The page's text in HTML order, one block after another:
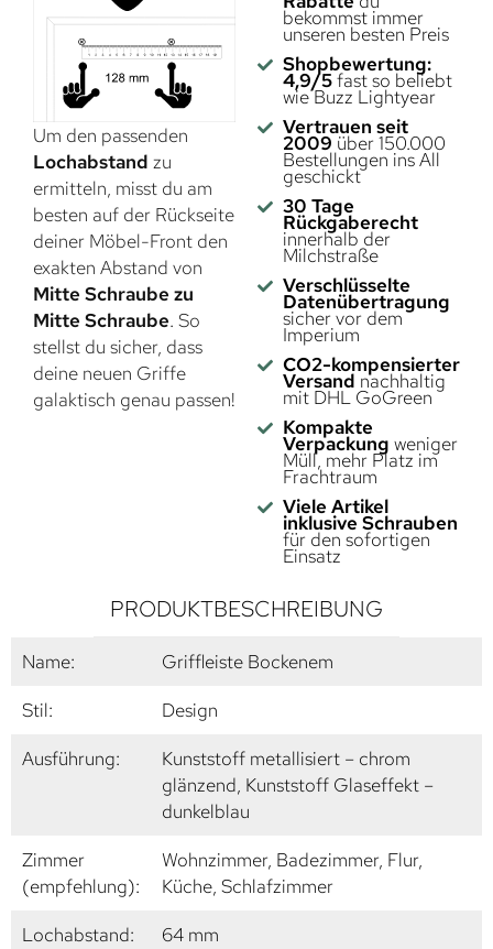
Um den passenden
Lochabstand zu
ermitteln, misst du am
besten auf der Rückseite
deiner Möbel-Front den
exakten Abstand von
Mitte Schraube zu
Mitte Schraube. So
stellst du sicher, dass
deine neuen Griffe
galaktisch genau passen!
bekommst immer
unseren besten Preis
Shopbewertung:
4,9/5fast so beliebt
wie Buzz Lightyear
Vertrauen seit
2009über 150.000
Bestellungen ins All
geschickt
30 Tage
Rückgaberecht
innerhalb der
Milchstraße
Verschlüsselte
Datenübertragung
sicher vor dem
Imperium
CO2-kompensierter
Versand nachhaltig
mit DHL GoGreen
Kompakte
Verpackung weniger
Müll, mehr Platz im
Frachtraum
Viele Artikel
inklusive Schrauben
für den sofortigen
Einsatz
PRODUKTBESCHREIBUNG
Name:
Griffleiste Bockenem
Stil:
Design
Ausführung:
Kunststoff metallisiert – chrom
glänzend, Kunststoff Glaseffekt –
dunkelblau
Zimmer
(empfehlung):
Wohnzimmer, Badezimmer, Flur,
Küche, Schlafzimmer
Lochabstand:
64 mm